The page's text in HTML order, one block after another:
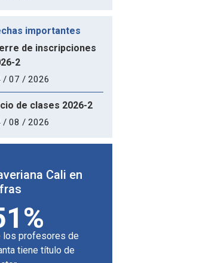
importantes
de inscripciones
2
/ 07 / 2026
de clases 2026-2
/ 08 / 2026
Cali en
los profesores de
tiene título de